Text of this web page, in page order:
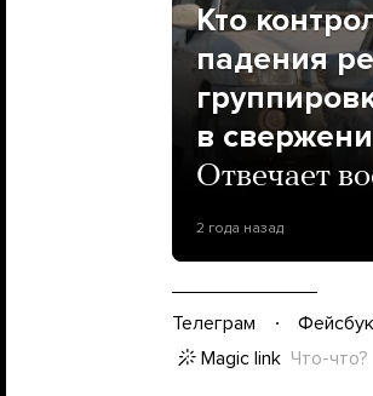
Кто
падения
в
Отвечает
2 года назад
Телеграм Фейсбук
Magic link Что-что?